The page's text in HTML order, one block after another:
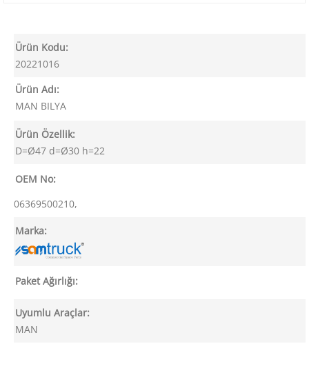
Ürün Kodu:
20221016
Ürün Adı:
MAN BILYA
Ürün Özellik:
D=Ø47 d=Ø30 h=22
OEM No:
06369500210,
Marka:
Paket Ağırlığı:
Uyumlu Araçlar:
MAN